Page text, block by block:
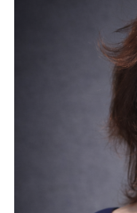
είναι
οργανώνοντας
κριτικές
των Stevie
Baruch College
γερμανικά,
της Βιέννης.